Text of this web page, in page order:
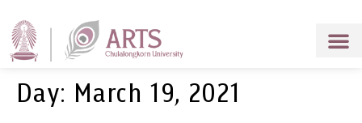
Day: March 19, 2021